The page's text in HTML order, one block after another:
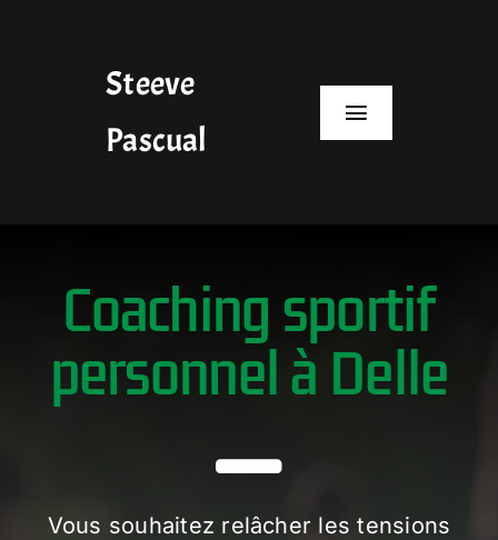
Steeve
Pascual
Toggle
Coaching sportif personnel
Coaching sportif
personnel à Delle
Vous souhaitez relâcher les tensions